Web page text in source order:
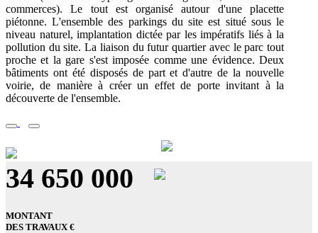
commerces). Le tout est organisé autour d'une placette
piétonne. L'ensemble des parkings du site est situé sous le
niveau naturel, implantation dictée par les impératifs liés à la
pollution du site. La liaison du futur quartier avec le parc tout
proche et la gare s'est imposée comme une évidence. Deux
bâtiments ont été disposés de part et d'autre de la nouvelle
voirie, de manière à créer un effet de porte invitant à la
découverte de l'ensemble.
34 650 000
MONTANT
DES TRAVAUX €